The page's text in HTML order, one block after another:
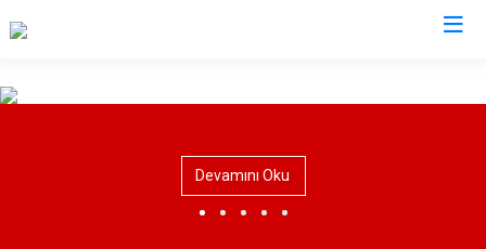
Devamını Oku